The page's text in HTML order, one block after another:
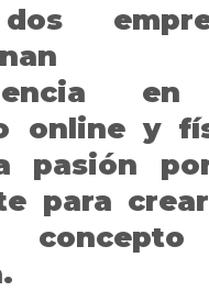
online y
pasión
para